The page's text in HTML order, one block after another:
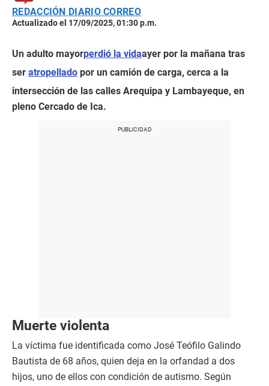
REDACCIÓN DIARIO CORREO
Actualizado el 17/09/2025, 01:30 p.m.
Un adulto mayorperdió la vidaayer por la mañana tras
ser atropellado por un camión de carga, cerca a la
intersección de las calles Arequipa y Lambayeque, en
pleno Cercado de Ica.
Muerte violenta
La víctima fue identificada como José Teófilo Galindo
Bautista de 68 años, quien deja en la orfandad a dos
hijos, uno de ellos con condición de autismo. Según